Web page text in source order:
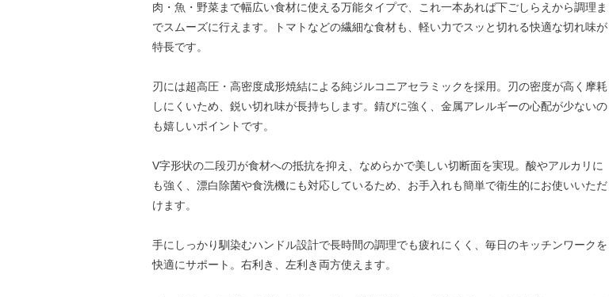
肉・魚・野菜まで幅広い食材に使える万能タイプで、これ一本あれば下ごしらえから調理ま
でスムーズに行えます。トマトなどの繊細な食材も、軽い力でスッと切れる快適な切れ味が
特長です。
刃には超高圧・高密度成形焼結による純ジルコニアセラミックを採用。刃の密度が高く摩耗
しにくいため、鋭い切れ味が長持ちします。錆びに強く、金属アレルギーの心配が少ないの
も嬉しいポイントです。
V字形状の二段刃が食材への抵抗を抑え、なめらかで美しい切断面を実現。酸やアルカリに
も強く、漂白除菌や食洗機にも対応しているため、お手入れも簡単で衛生的にお使いいただ
けます。
手にしっかり馴染むハンドル設計で長時間の調理でも疲れにくく、毎日のキッチンワークを
快適にサポート。右利き、左利き両方使えます。